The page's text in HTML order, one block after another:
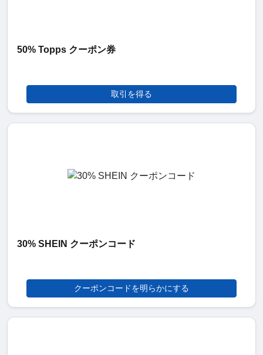
50% Topps クーポン券
取引を得る
30% SHEIN クーポンコード
クーポンコードを明らかにする